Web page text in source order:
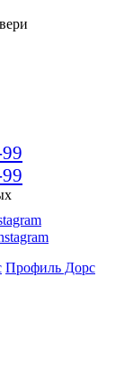
Профиль Дорс